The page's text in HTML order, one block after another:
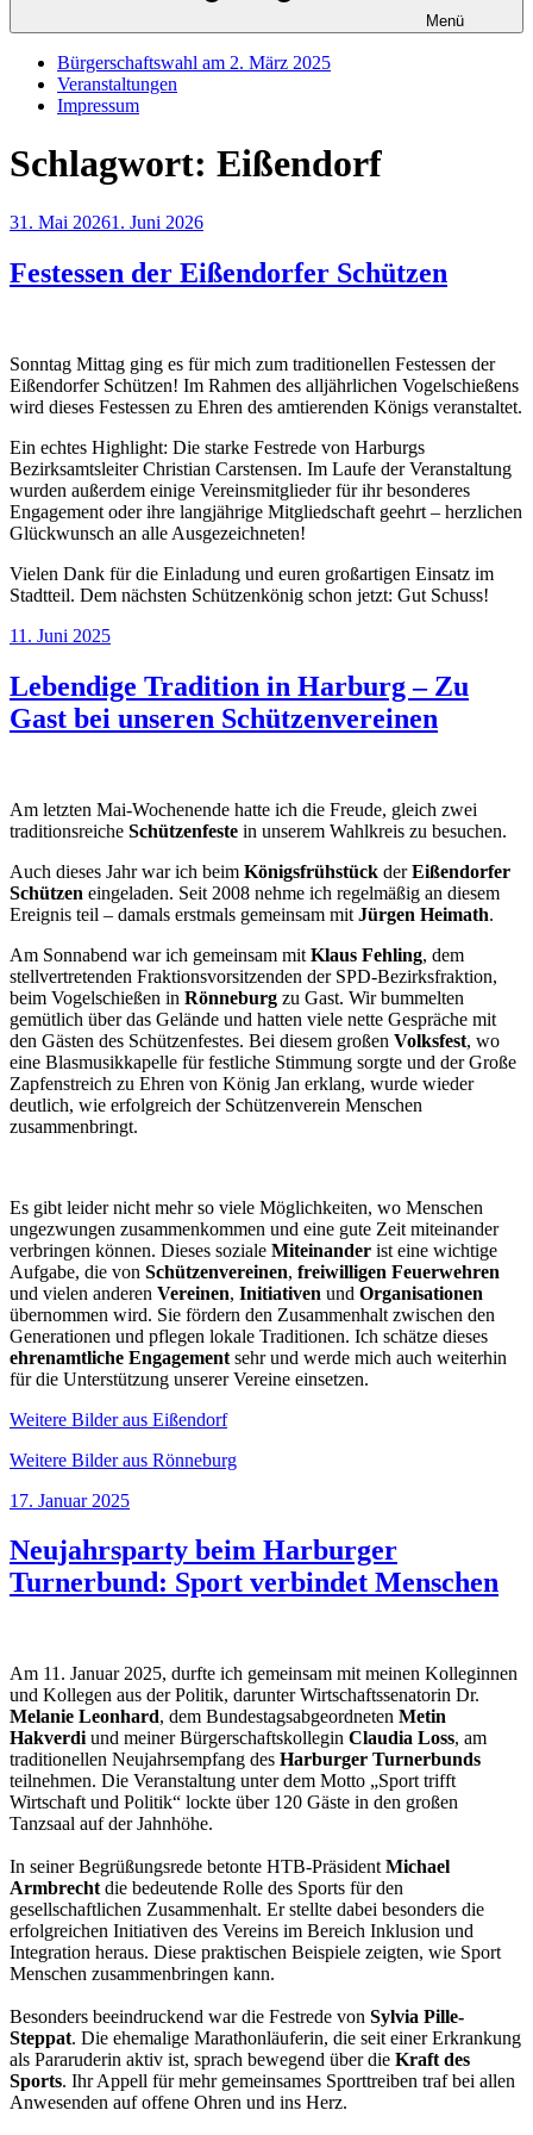
Menü
Bürgerschaftswahl am 2. März 2025
Veranstaltungen
Impressum
Schlagwort: Eißendorf
Veröffentlicht
31. Mai 20261. Juni 2026
Festessen der Eißendorfer Schützen
Sonntag Mittag ging es für mich zum traditionellen Festessen der
Eißendorfer Schützen! Im Rahmen des alljährlichen Vogelschießens
wird dieses Festessen zu Ehren des amtierenden Königs veranstaltet.
Ein echtes Highlight: Die starke Festrede von Harburgs
Bezirksamtsleiter Christian Carstensen. Im Laufe der Veranstaltung
wurden außerdem einige Vereinsmitglieder für ihr besonderes
Engagement oder ihre langjährige Mitgliedschaft geehrt – herzlichen
Glückwunsch an alle Ausgezeichneten!
Vielen Dank für die Einladung und euren großartigen Einsatz im
Stadtteil. Dem nächsten Schützenkönig schon jetzt: Gut Schuss!
Veröffentlicht
11. Juni 2025
Lebendige Tradition in Harburg – Zu
Gast bei unseren Schützenvereinen
Am letzten Mai-Wochenende hatte ich die Freude, gleich zwei
traditionsreiche Schützenfeste in unserem Wahlkreis zu besuchen.
Auch dieses Jahr war ich beim Königsfrühstück derEißendorfer
Schützen eingeladen. Seit 2008 nehme ich regelmäßig an diesem
Ereignis teil – damals erstmals gemeinsam mit Jürgen Heimath.
Am Sonnabend war ich gemeinsam mit Klaus Fehling, dem
stellvertretenden Fraktionsvorsitzenden der SPD-Bezirksfraktion,
beim Vogelschießen in Rönneburg zu Gast. Wir bummelten
gemütlich über das Gelände und hatten viele nette Gespräche mit
den Gästen des Schützenfestes. Bei diesem großen Volksfest, wo
eine Blasmusikkapelle für festliche Stimmung sorgte und der Große
Zapfenstreich zu Ehren von König Jan erklang, wurde wieder
deutlich, wie erfolgreich der Schützenverein Menschen
zusammenbringt.
Es gibt leider nicht mehr so viele Möglichkeiten, wo Menschen
ungezwungen zusammenkommen und eine gute Zeit miteinander
verbringen können. Dieses soziale Miteinander ist eine wichtige
Aufgabe, die von Schützenvereinen, freiwilligen Feuerwehren
und vielen anderen Vereinen, Initiativen und Organisationen
übernommen wird. Sie fördern den Zusammenhalt zwischen den
Generationen und pflegen lokale Traditionen. Ich schätze dieses
ehrenamtliche Engagement sehr und werde mich auch weiterhin
für die Unterstützung unserer Vereine einsetzen.
Weitere Bilder aus Eißendorf
Weitere Bilder aus Rönneburg
Veröffentlicht
17. Januar 2025
Neujahrsparty beim Harburger
Turnerbund: Sport verbindet Menschen
Am 11. Januar 2025, durfte ich gemeinsam mit meinen Kolleginnen
und Kollegen aus der Politik, darunter Wirtschaftssenatorin Dr.
Melanie Leonhard, dem Bundestagsabgeordneten Metin
Hakverdi und meiner Bürgerschaftskollegin Claudia Loss, am
traditionellen Neujahrsempfang des Harburger Turnerbunds
teilnehmen. Die Veranstaltung unter dem Motto „Sport trifft
Wirtschaft und Politik“ lockte über 120 Gäste in den großen
Tanzsaal auf der Jahnhöhe.
In seiner Begrüßungsrede betonte HTB-Präsident Michael
Armbrecht die bedeutende Rolle des Sports für den
gesellschaftlichen Zusammenhalt. Er stellte dabei besonders die
erfolgreichen Initiativen des Vereins im Bereich Inklusion und
Integration heraus. Diese praktischen Beispiele zeigten, wie Sport
Menschen zusammenbringen kann.
Besonders beeindruckend war die Festrede von Sylvia Pille-
Steppat. Die ehemalige Marathonläuferin, die seit einer Erkrankung
als Pararuderin aktiv ist, sprach bewegend über die Kraft des
Sports. Ihr Appell für mehr gemeinsames Sporttreiben traf bei allen
Anwesenden auf offene Ohren und ins Herz.